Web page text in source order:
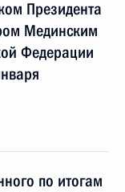
Президента
Мединским
Федерации
по итогам